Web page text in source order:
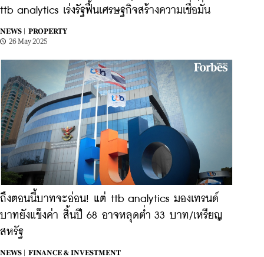
ttb analytics เร่งรัฐฟื้นเศรษฐกิจสร้างความเชื่อมั่น
NEWS |
PROPERTY
26 May 2025
ถึงตอนนี้บาทจะอ่อน! แต่ ttb analytics มองเทรนด์
บาทยังแข็งค่า สิ้นปี 68 อาจหลุดต่ำ 33 บาท/เหรียญ
สหรัฐ
NEWS | FINANCE & INVESTMENT